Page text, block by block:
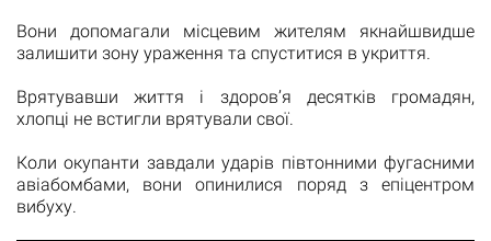
Вони допомагали місцевим жителям якнайшвидше
залишити зону ураження та спуститися в укриття.
Врятувавши життя і здоров’я десятків громадян,
хлопці не встигли врятували свої.
Коли окупанти завдали ударів півтонними фугасними
авіабомбами, вони опинилися поряд з епіцентром
вибуху.